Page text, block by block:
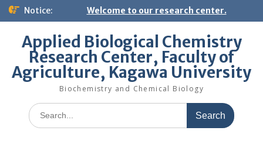
Skip
Notice: Welcome to our research center.
Applied Biological Chemistry
Research Center, Faculty of
Agriculture, Kagawa University
Biochemistry and Chemical Biology
Search
for: